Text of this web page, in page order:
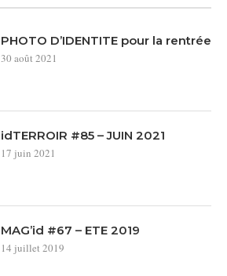
PHOTO D’IDENTITE pour la rentrée
30 août 2021
idTERROIR #85 – JUIN 2021
17 juin 2021
MAG’id #67 – ETE 2019
14 juillet 2019